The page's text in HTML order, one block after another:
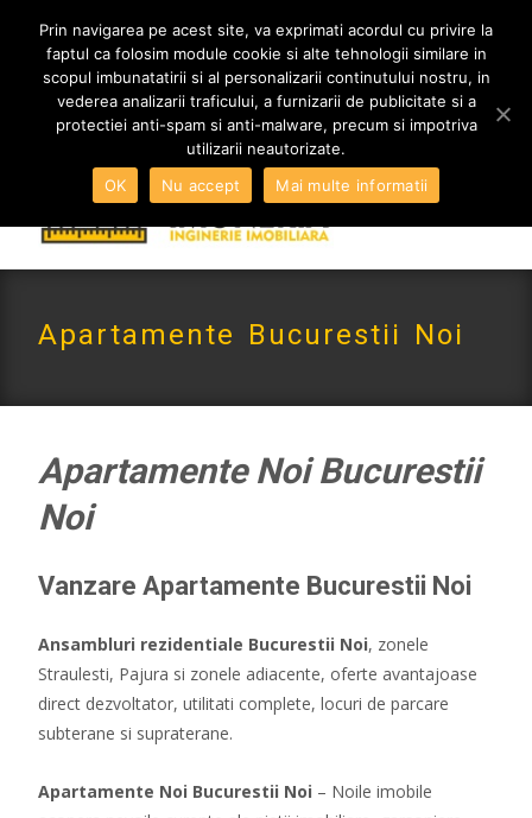
0765 522 734 | 0724 880 890
contact@imoneria.ro
Apartamente Bucurestii Noi
Apartamente Noi Bucurestii
Noi
Vanzare Apartamente Bucurestii Noi
Ansambluri rezidentiale Bucurestii Noi, zonele
Straulesti, Pajura si zonele adiacente, oferte avantajoase
direct dezvoltator, utilitati complete, locuri de parcare
subterane si supraterane.
Apartamente Noi Bucurestii Noi – Noile imobile
MENIU
Prin navigarea pe acest site, va exprimati acordul cu privire la
faptul ca folosim module cookie si alte tehnologii similare in
scopul imbunatatirii si al personalizarii continutului nostru, in
vederea analizarii traficului, a furnizarii de publicitate si a
protectiei anti-spam si anti-malware, precum si impotriva
utilizarii neautorizate.
OK
Nu accept Mai multe informatii